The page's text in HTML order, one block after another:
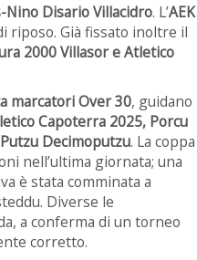
Nino Disario Villacidro. L’AEK
riposo. Già fissato inoltre il
2000 Villasor e Atletico
marcatori Over 30, guidano
Capoterra 2025, Porcu
Decimoputzu. La coppa
nell’ultima giornata; una
è stata comminata a
Diverse le
a conferma di un torneo
corretto.